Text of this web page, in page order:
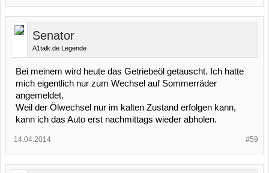
Senator
A1talk.de Legende
Bei meinem wird heute das Getriebeöl getauscht. Ich hatte
mich eigentlich nur zum Wechsel auf Sommerräder
angemeldet.
Weil der Ölwechsel nur im kalten Zustand erfolgen kann,
kann ich das Auto erst nachmittags wieder abholen.
#59
14.04.2014